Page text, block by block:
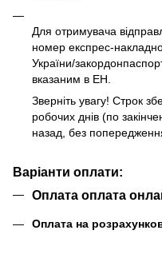
Для отримувача
номер експрес-
України/
вказаним в ЕН.
Зверніть увагу! Строк
робочих днів (по
назад, без
Варіанти оплати:
Оплата оплата
Оплата на